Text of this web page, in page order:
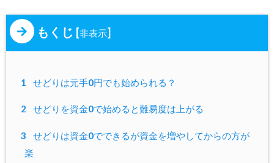
もくじ [非表示]
1 せどりは元手0円でも始められる？
2 せどりを資金0で始めると難易度は上がる
3
せどりは資金0でできるが資金を増やしてからの方が
楽